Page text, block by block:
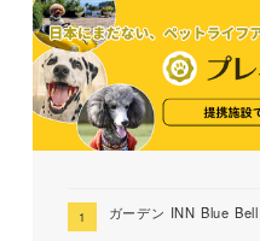
ガーデン INN Blue